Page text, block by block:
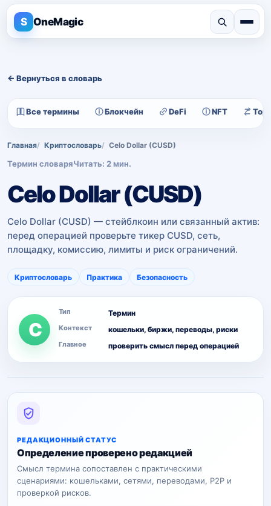
S OneMagic
← Вернуться в словарь
Все термины Блокчейн DeFi NFT
Главная Криптословарь Celo Dollar (CUSD)
Термин словаряЧитать: 2 мин.
Celo Dollar (CUSD)
Celo Dollar (CUSD) — стейблкоин или связанный актив:
перед операцией проверьте тикер CUSD, сеть,
площадку, комиссию, лимиты и риск ограничений.
Криптословарь Практика Безопасность
C
Тип Термин
Контекст кошельки, биржи, переводы, риски
Главное проверить смысл перед операцией
РЕДАКЦИОННЫЙ СТАТУС
Определение проверено редакцией
Смысл термина сопоставлен с практическими
сценариями: кошельками, сетями, переводами, P2P и
проверкой рисков.